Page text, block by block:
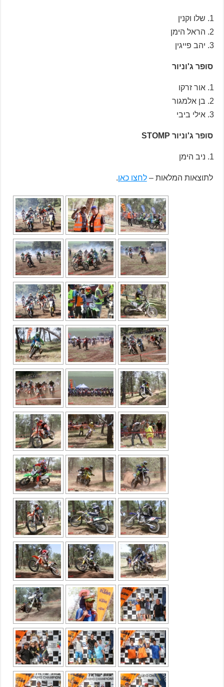
שלו וקנין
הראל הימן
יהב פייגין
סופר ג'וניור
אור זרקו
בן אלמגור
אילי ביבי
סופר ג'וניור STOMP
ניב הימן
לתוצאות המלאות –לחצו כאן.